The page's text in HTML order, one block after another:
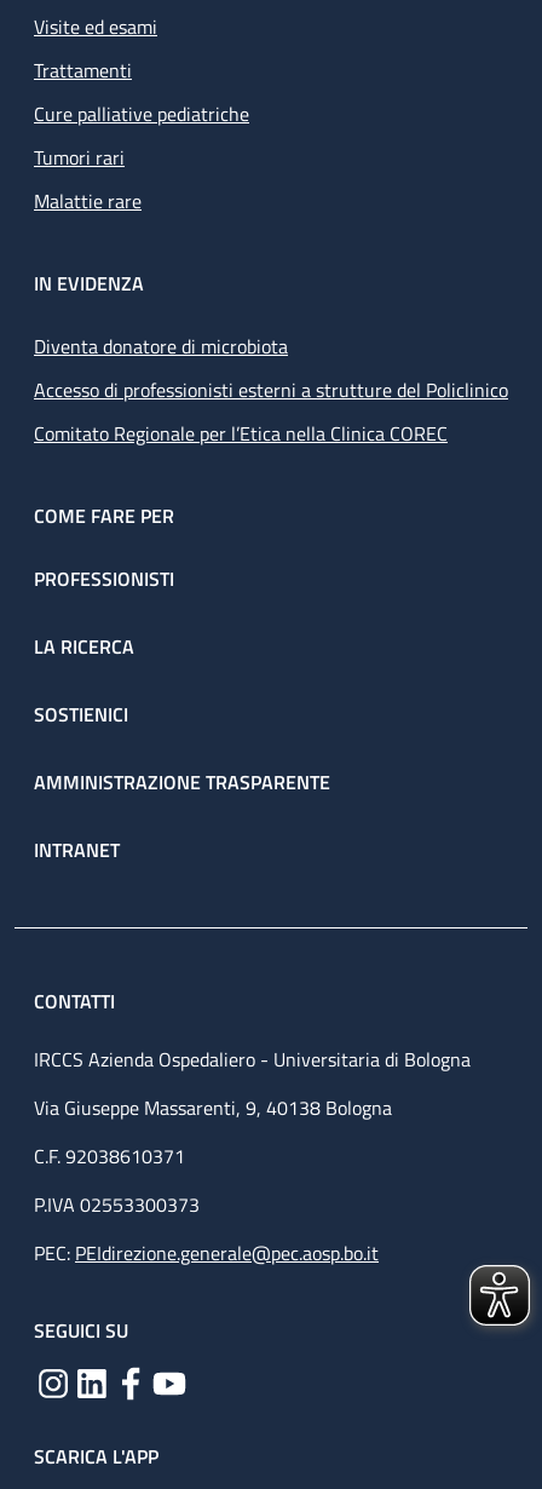
Visite ed esami
Trattamenti
Cure palliative pediatriche
Tumori rari
Malattie rare
IN EVIDENZA
Diventa donatore di microbiota
Accesso di professionisti esterni a strutture del Policlinico
Comitato Regionale per l’Etica nella Clinica COREC
COME FARE PER
PROFESSIONISTI
LA RICERCA
SOSTIENICI
AMMINISTRAZIONE TRASPARENTE
INTRANET
CONTATTI
IRCCS Azienda Ospedaliero - Universitaria di Bologna
Via Giuseppe Massarenti, 9, 40138 Bologna
C.F. 92038610371
P.IVA 02553300373
PEC: PEIdirezione.generale@pec.aosp.bo.it
SEGUICI SU
SCARICA L'APP